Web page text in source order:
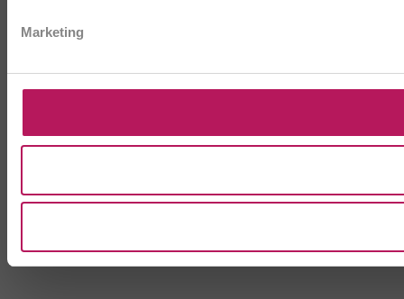
Marketing